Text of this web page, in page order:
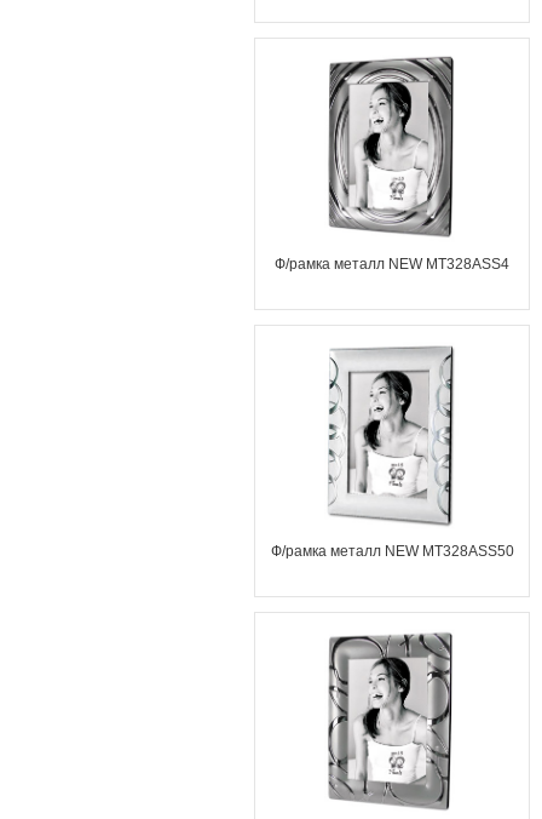
Ф/рамка металл NEW MT328ASS4
Ф/рамка металл NEW MT328ASS50